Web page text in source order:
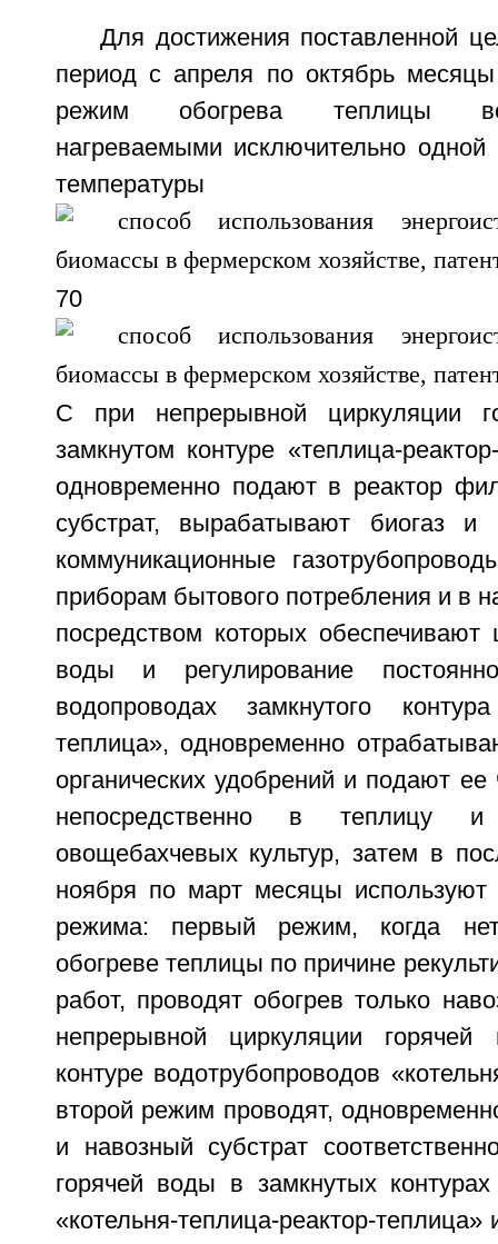
Для достижения поставленной
период с апреля по октябрь
режим обогрева теплицы
нагреваемыми исключительно
70
С при непрерывной циркуляции
замкнутом контуре «теплица-
одновременно подают в реактор
субстрат, вырабатывают биогаз и
коммуникационные
приборам бытового потребления и в
посредством которых обеспечивают
воды и регулирование
водопроводах замкнутого
теплица», одновременно
органических удобрений и подают
непосредственно в теплицу и
овощебахчевых культур, затем в
ноября по март месяцы используют
режима: первый режим, когда
обогреве теплицы по причине
работ, проводят обогрев только
непрерывной циркуляции
контуре водотрубопроводов
второй режим проводят,
и навозный субстрат
горячей воды в замкнутых
«котельня-теплица-реактор-теплица»